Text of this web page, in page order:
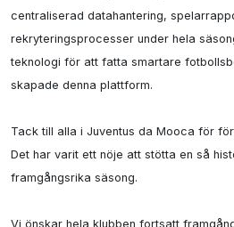
centraliserad datahantering,
rekryteringsprocesser under hela
teknologi för att fatta smartare
skapade denna plattform.
Tack till alla i Juventus da Mooca för
Det har varit ett nöje att stötta en så
framgångsrika säsong.
Vi önskar hela klubben fortsatt